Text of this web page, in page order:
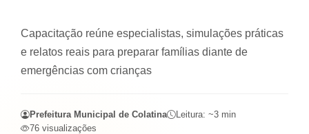
Capacitação reúne especialistas, simulações práticas
e relatos reais para preparar famílias diante de
emergências com crianças
Prefeitura Municipal de Colatina Leitura: ~3 min
76 visualizações